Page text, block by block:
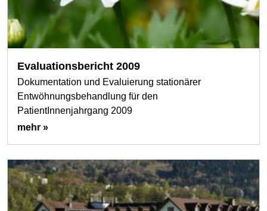
Evaluationsbericht 2009
Dokumentation und Evaluierung stationärer
Entwöhnungsbehandlung für den
PatientInnenjahrgang 2009
mehr »